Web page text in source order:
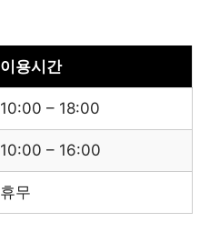
이용시간
10:00 – 18:00
10:00 – 16:00
휴무